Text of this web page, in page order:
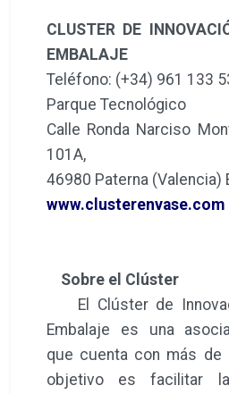
CLUSTER DE
EMBALAJE
Teléfono: (+34) 961 133
Parque Tecnológico
Calle Ronda Narciso
101A,
46980 Paterna (Valencia)
www.clusterenvase.com
Sobre el Clúster
El Clúster de
Embalaje es una
que cuenta con más de
objetivo es facilitar